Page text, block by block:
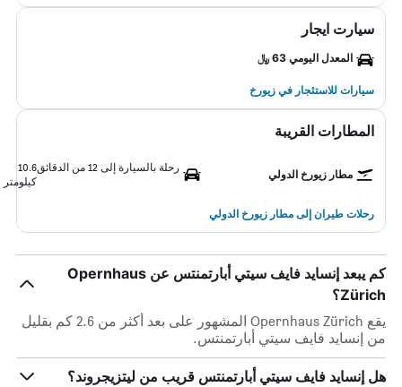
سيارت ايجار
المعدل اليومي 63 ﷼
سيارات للاستئجار في زيورخ
المطارات القريبة
مطار زيورخ الدولي
رحلة بالسيارة إلى 12 من الدقائق
10.6
كيلومتر
رحلات طيران إلى مطار زيورخ الدولي
كم يبعد إنسايد فايف سيتي أبارتمنتس عن Opernhaus
Zürich؟
يقع Opernhaus Zürich المشهور على بعد أكثر من 2.6 كم بقليل
من إنسايد فايف سيتي أبارتمنتس.
هل إنسايد فايف سيتي أبارتمنتس قريب من ليتزيجروند؟